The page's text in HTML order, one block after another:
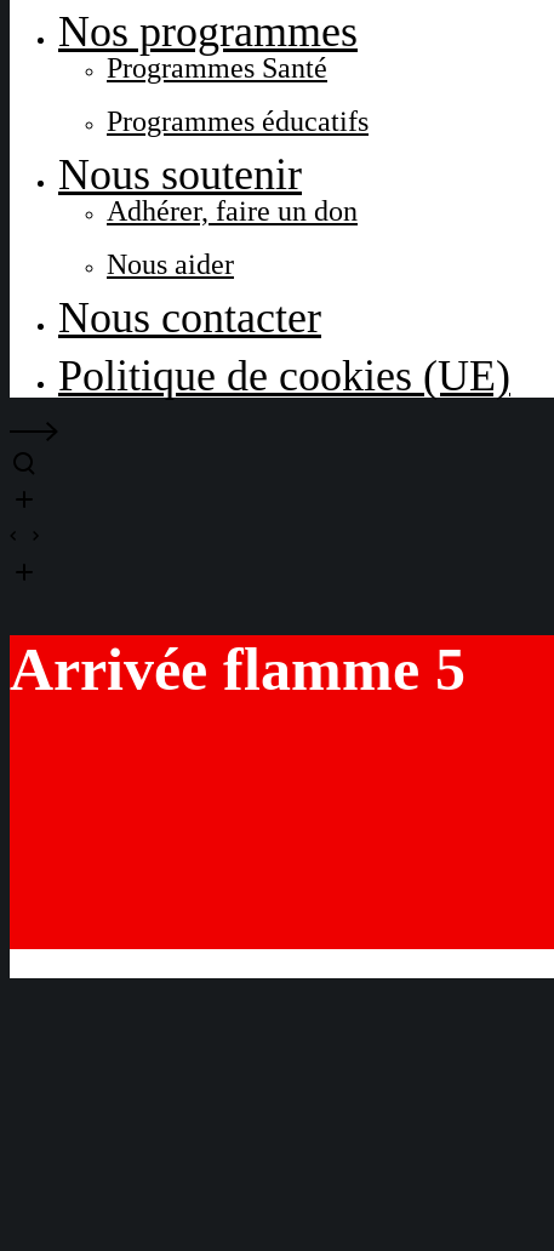
Nos programmes
Programmes Santé
Programmes éducatifs
Nous soutenir
Adhérer, faire un don
Nous aider
Nous contacter
Politique de cookies (UE)
Arrivée flamme 5